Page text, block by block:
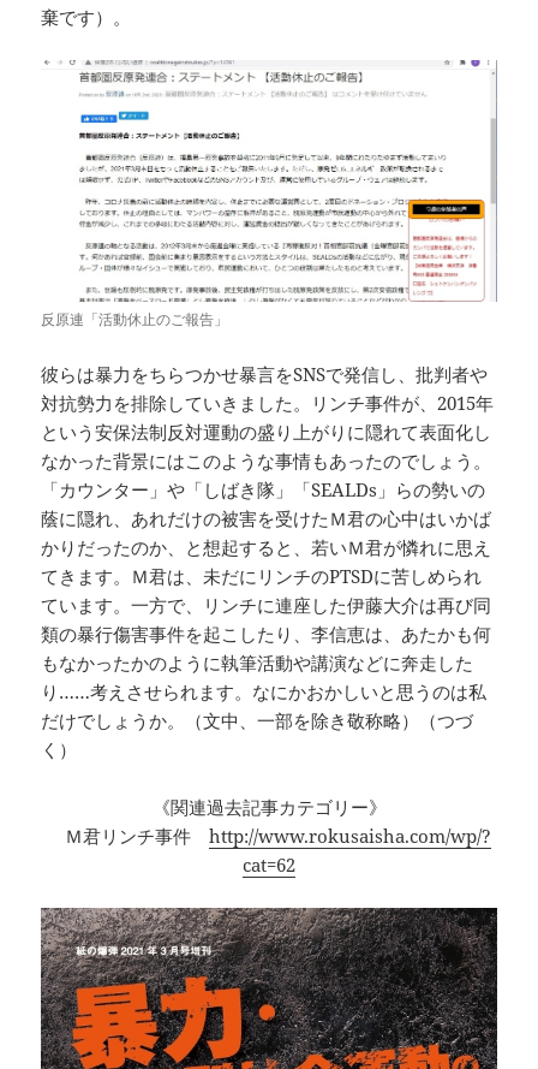
棄です）。
反原連「活動休止のご報告」
彼らは暴力をちらつかせ暴言をSNSで発信し、批判者や
対抗勢力を排除していきました。リンチ事件が、2015年
という安保法制反対運動の盛り上がりに隠れて表面化し
なかった背景にはこのような事情もあったのでしょう。
「カウンター」や「しばき隊」「SEALDs」らの勢いの
蔭に隠れ、あれだけの被害を受けたＭ君の心中はいかば
かりだったのか、と想起すると、若いＭ君が憐れに思え
てきます。Ｍ君は、未だにリンチのPTSDに苦しめられ
ています。一方で、リンチに連座した伊藤大介は再び同
類の暴行傷害事件を起こしたり、李信恵は、あたかも何
もなかったかのように執筆活動や講演などに奔走した
り……考えさせられます。なにかおかしいと思うのは私
だけでしょうか。（文中、一部を除き敬称略）（つづ
く）
《関連過去記事カテゴリー》
Ｍ君リンチ事件 http://www.rokusaisha.com/wp/?
cat=62